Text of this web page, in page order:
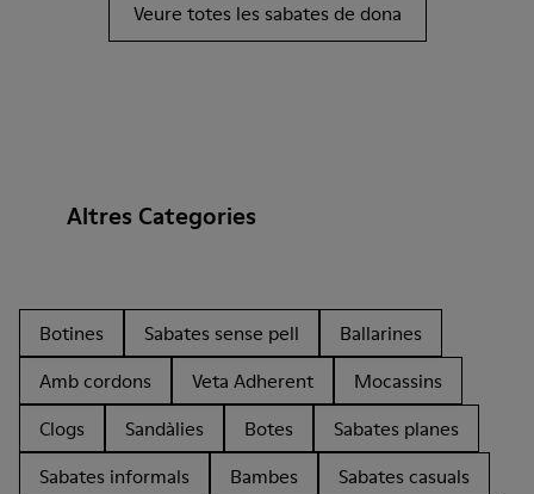
Veure totes les sabates de dona
Altres Categories
Botines Sabates sense pell
Ballarines
Amb cordons
Veta Adherent
Mocassins
Clogs
Sandàlies Botes
Sabates planes
Sabates informals
Bambes
Sabates casuals